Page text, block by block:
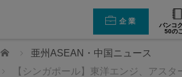
企業
バンコ
50の
ホーム
亜州ASEAN・中国ニュース
【シンガポール】東洋エンジ、アス